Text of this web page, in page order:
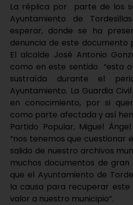
La réplica por parte de los
Ayuntamiento de
esperar, donde se ha
denuncia de este documento
El alcalde José Antonio
como en este sentido “esta
sustraída durante el
Ayuntamiento. La Guardia
en conocimiento, por si
como parte afectada y así
Partido Popular, Miguel
“nos tenemos que cuestionar
salido de nuestro archivos
muchos documentos de gran
que el Ayuntamiento de
la causa para recuperar
valor a nuestro municipio”.